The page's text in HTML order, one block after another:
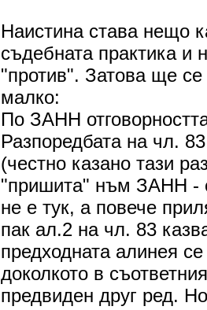
Наистина става нещо
съдебната практика и
"против". Затова ще
малко:
По ЗАНН
Разпоредбата на чл.
(честно казано тази
"пришита" нъм ЗАНН -
не е тук, а повече
пак ал.2 на чл. 83
предходната алинея
доколкото в
предвиден друг ред.